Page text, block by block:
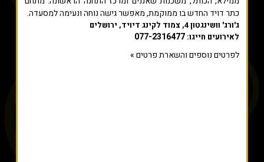
כתר דויד החדש בו ממוקמת, מאפשר גישה נוחה ונעימה למסעדה.
ג'ורג' וושינגטון 4, צמוד לקינג דיויד, ירושלים
לאירועים חייגו: 077-2316477
לפרטים נוספים והשארת פרטים »